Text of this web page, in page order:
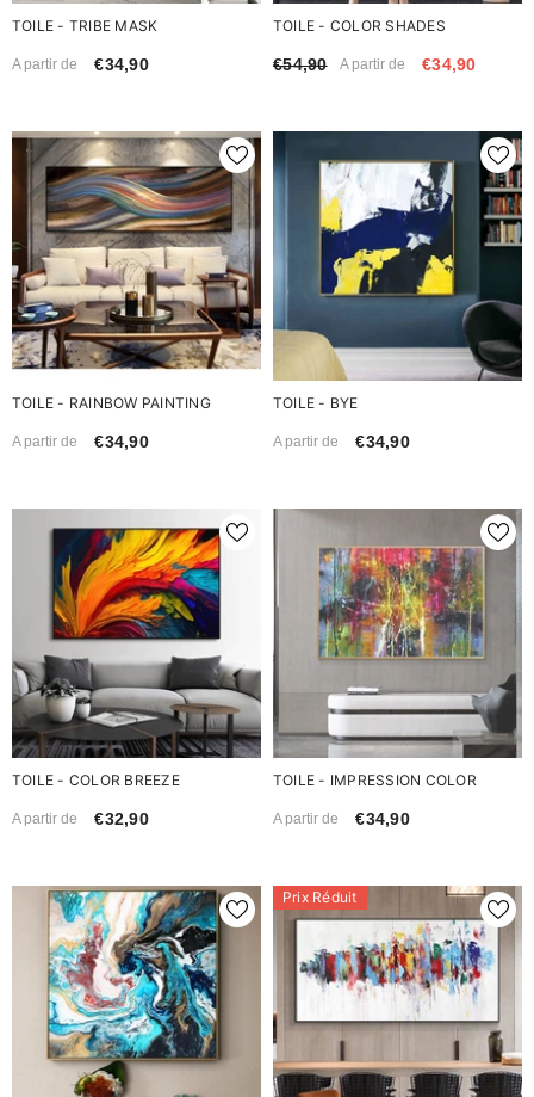
TOILE - TRIBE MASK
A partir de €34,90
TOILE - COLOR SHADES
€54,90 A partir de €34,90
TOILE - RAINBOW PAINTING
A partir de €34,90
TOILE - BYE
A partir de €34,90
TOILE - COLOR BREEZE
A partir de €32,90
TOILE - IMPRESSION COLOR
A partir de €34,90
Prix Réduit